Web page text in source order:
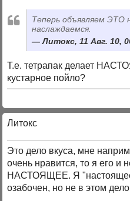
Теперь объявляем ЭТО
наслаждаемся.
Литокс, 11 Авг. 10,
Т.е. тетрапак делает
кустарное пойло?
Литокс
Это дело вкуса, мне
очень нравится, то я его и
НАСТОЯЩЕЕ. Я
озабочен, но не в этом